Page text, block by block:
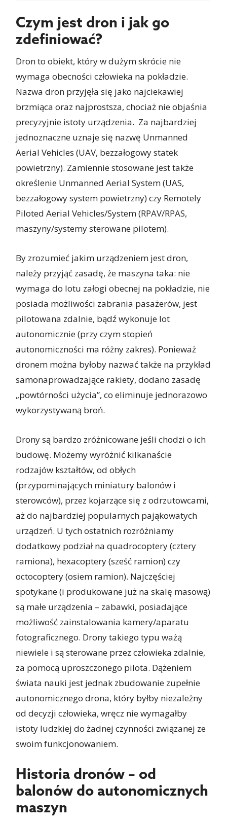
Czym jest dron i jak go
zdefiniować?
Dron to obiekt, który w dużym skrócie nie
wymaga obecności człowieka na pokładzie.
Nazwa dron przyjęła się jako najciekawiej
brzmiąca oraz najprostsza, chociaż nie objaśnia
precyzyjnie istoty urządzenia. Za najbardziej
jednoznaczne uznaje się nazwę Unmanned
Aerial Vehicles (UAV, bezzałogowy statek
powietrzny). Zamiennie stosowane jest także
określenie Unmanned Aerial System (UAS,
bezzałogowy system powietrzny) czy Remotely
Piloted Aerial Vehicles/System (RPAV/RPAS,
maszyny/systemy sterowane pilotem).
By zrozumieć jakim urządzeniem jest dron,
należy przyjąć zasadę, że maszyna taka: nie
wymaga do lotu załogi obecnej na pokładzie, nie
posiada możliwości zabrania pasażerów, jest
pilotowana zdalnie, bądź wykonuje lot
autonomicznie (przy czym stopień
autonomiczności ma różny zakres). Ponieważ
dronem można byłoby nazwać także na przykład
samonaprowadzające rakiety, dodano zasadę
„powtórności użycia”, co eliminuje jednorazowo
wykorzystywaną broń.
Drony są bardzo zróżnicowane jeśli chodzi o ich
budowę. Możemy wyróżnić kilkanaście
rodzajów kształtów, od obłych
(przypominających miniatury balonów i
sterowców), przez kojarzące się z odrzutowcami,
aż do najbardziej popularnych pająkowatych
urządzeń. U tych ostatnich rozróżniamy
dodatkowy podział na quadrocoptery (cztery
ramiona), hexacoptery (sześć ramion) czy
octocoptery (osiem ramion). Najczęściej
spotykane (i produkowane już na skalę masową)
są małe urządzenia – zabawki, posiadające
możliwość zainstalowania kamery/aparatu
fotograficznego. Drony takiego typu ważą
niewiele i są sterowane przez człowieka zdalnie,
za pomocą uproszczonego pilota. Dążeniem
świata nauki jest jednak zbudowanie zupełnie
autonomicznego drona, który byłby niezależny
od decyzji człowieka, wręcz nie wymagałby
istoty ludzkiej do żadnej czynności związanej ze
swoim funkcjonowaniem.
Historia dronów – od
balonów do autonomicznych
maszyn